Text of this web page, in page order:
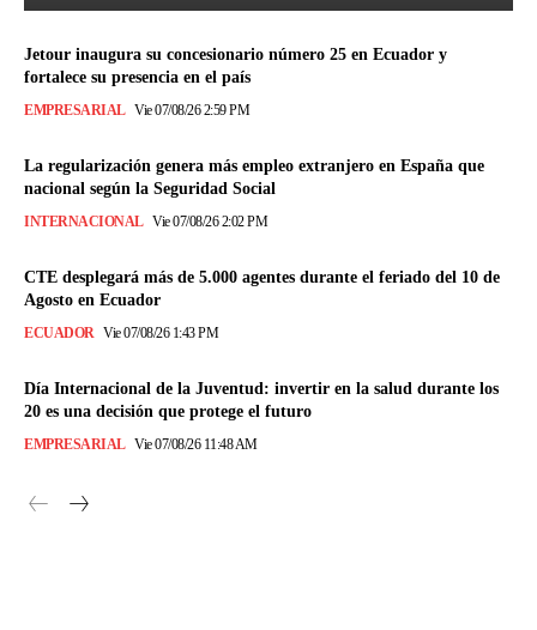
Jetour inaugura su concesionario número 25 en Ecuador y
fortalece su presencia en el país
EMPRESARIAL Vie 07/08/26 2:59 PM
La regularización genera más empleo extranjero en España que
nacional según la Seguridad Social
INTERNACIONAL Vie 07/08/26 2:02 PM
CTE desplegará más de 5.000 agentes durante el feriado del 10 de
Agosto en Ecuador
ECUADOR Vie 07/08/26 1:43 PM
Día Internacional de la Juventud: invertir en la salud durante los
20 es una decisión que protege el futuro
EMPRESARIAL Vie 07/08/26 11:48 AM